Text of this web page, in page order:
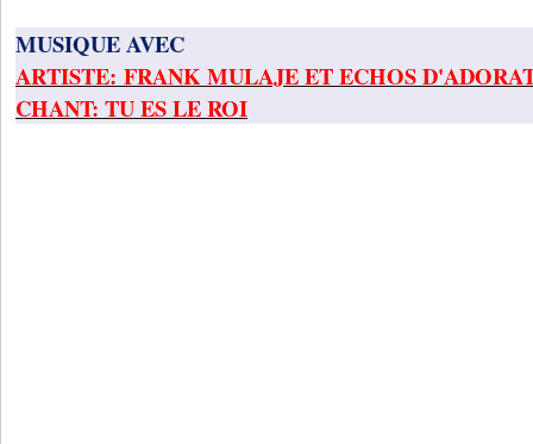
MUSIQUE AVEC
ARTISTE: FRANK MULAJE ET ECHOS
CHANT: TU ES LE ROI